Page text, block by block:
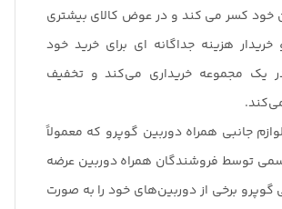
خود کسر می کند و در عوض کالای بیشتری
هزینه جداگانه ای برای خرید خود
یک مجموعه خریداری می‌کند و تخفیف
جانبی همراه دوربین گوپرو که معمولاً
توسط فروشندگان همراه دوربین عرضه
برخی از دوربین‌های خود را به صورت